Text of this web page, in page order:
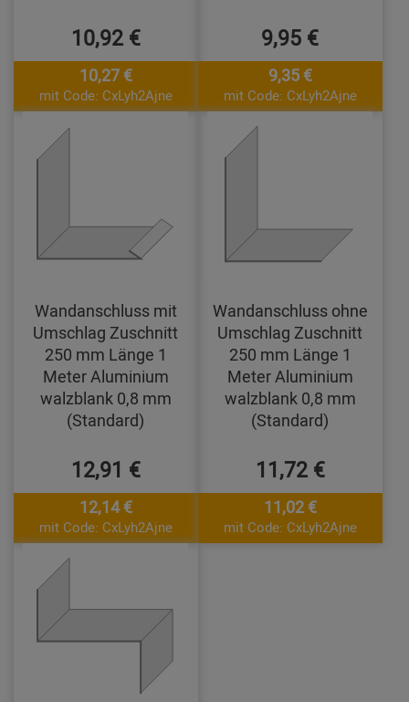
10,92 €
10,27 €
mit Code: CxLyh2Ajne
9,95 €
9,35 €
mit Code: CxLyh2Ajne
Wandanschluss mit
Umschlag Zuschnitt
250 mm Länge 1
Meter Aluminium
walzblank 0,8 mm
(Standard)
12,91 €
12,14 €
mit Code: CxLyh2Ajne
Wandanschluss ohne
Umschlag Zuschnitt
250 mm Länge 1
Meter Aluminium
walzblank 0,8 mm
(Standard)
11,72 €
11,02 €
mit Code: CxLyh2Ajne